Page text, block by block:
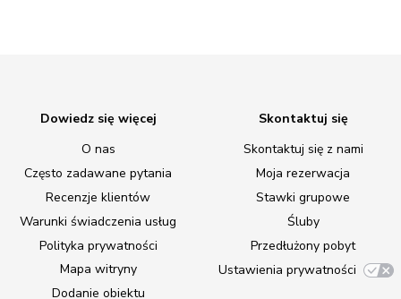
Dowiedz się więcej
O nas
Często zadawane pytania
Recenzje klientów
Warunki świadczenia usług
Polityka prywatności
Mapa witryny
Dodanie obiektu
Skontaktuj się
Skontaktuj się z nami
Moja rezerwacja
Stawki grupowe
Śluby
Przedłużony pobyt
Ustawienia prywatności